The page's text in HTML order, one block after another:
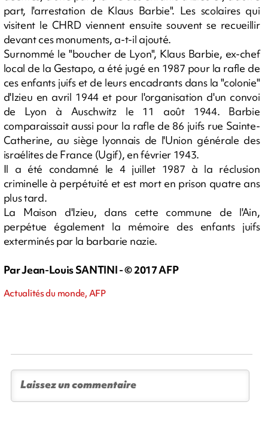
part, l'arrestation de Klaus Barbie". Les scolaires qui
visitent le CHRD viennent ensuite souvent se recueillir
devant ces monuments, a-t-il ajouté.
Surnommé le "boucher de Lyon", Klaus Barbie, ex-chef
local de la Gestapo, a été jugé en 1987 pour la rafle de
ces enfants juifs et de leurs encadrants dans la "colonie"
d'Izieu en avril 1944 et pour l'organisation d'un convoi
de Lyon à Auschwitz le 11 août 1944. Barbie
comparaissait aussi pour la rafle de 86 juifs rue Sainte-
Catherine, au siège lyonnais de l'Union générale des
israélites de France (Ugif), en février 1943.
Il a été condamné le 4 juillet 1987 à la réclusion
criminelle à perpétuité et est mort en prison quatre ans
plus tard.
La Maison d'Izieu, dans cette commune de l'Ain,
perpétue également la mémoire des enfants juifs
exterminés par la barbarie nazie.
Par Jean-Louis SANTINI - © 2017 AFP
Actualités du monde, AFP